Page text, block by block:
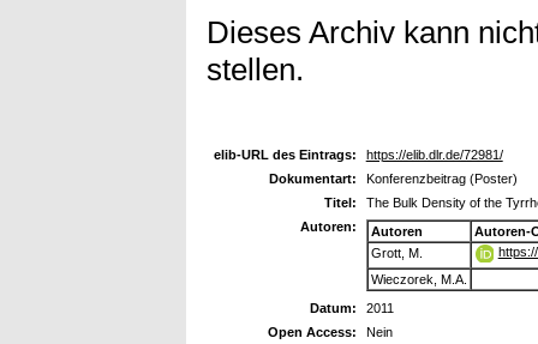
Dieses Archiv kann
stellen.
elib-URL des Eintrags:
https://elib.dlr.de/72981/
Dokumentart:
Konferenzbeitrag (Poster)
Titel:
The Bulk Density of the
Autoren:
Autoren
Autoren-
Grott, M.
Wieczorek, M.A.
Datum:
2011
Open Access:
Nein